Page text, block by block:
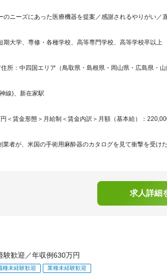
のニーズにあった医療機器を提案／感謝されるやりがい
期大学、専修・各種学校、高等専門学校、高等学校卒以上
所：中四国エリア（鳥取県・島根県・岡山県・広島県・山
線)、新在家駅
＜賃金形態＞月給制＜賃金内訳＞月額（基本給）：
者が、米国の手術用麻酔器のカタログを見て衝撃を受け
求人詳細
験歓迎／年収例630万円
種未経験歓迎 業種未経験歓迎